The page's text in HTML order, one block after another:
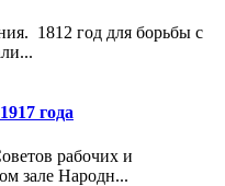
1812 год для борьбы с
года
рабочих и
зале Народн...